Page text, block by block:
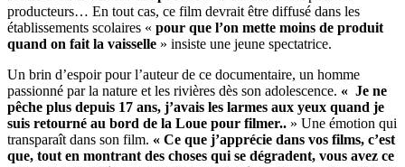
producteurs… En tout cas, ce film devrait être diffusé dans les
établissements scolaires « pour que l’on mette moins de produit
quand on fait la vaisselle » insiste une jeune spectatrice.
Un brin d’espoir pour l’auteur de ce documentaire, un homme
passionné par la nature et les rivières dès son adolescence. « Je ne
pêche plus depuis 17 ans, j’avais les larmes aux yeux quand je
suis retourné au bord de la Loue pour filmer.. » Une émotion qui
transparaît dans son film. « Ce que j’apprécie dans vos films, c’est
que, tout en montrant des choses qui se dégradent, vous avez ce